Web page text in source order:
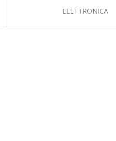
ELETTRONICA